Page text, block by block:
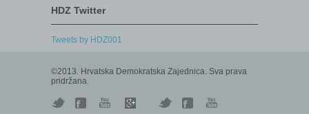
HDZ Twitter
Tweets by HDZ001
©2013. Hrvatska Demokratska Zajednica. Sva prava
pridržana.